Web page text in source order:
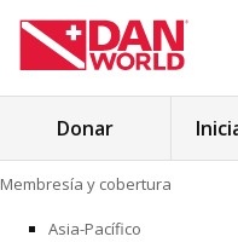
al
contenido
MEMBRESÍA Y
Donar
Membresía y cobertura
Asia-Pacífico